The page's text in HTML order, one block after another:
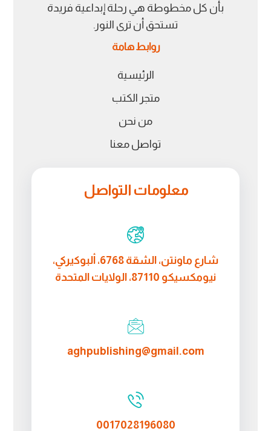
بأن كل مخطوطة هي رحلة إبداعية فريدة
تستحق أن ترى النور.
روابط هامة
الرئيسية
متجر الكتب
من نحن
تواصل معنا
معلومات التواصل
شارع ماونتن، الشقة 6768، ألبوكيركي،
نيومكسيكو 87110، الولايات المتحدة
aghpublishing@gmail.com
0017028196080